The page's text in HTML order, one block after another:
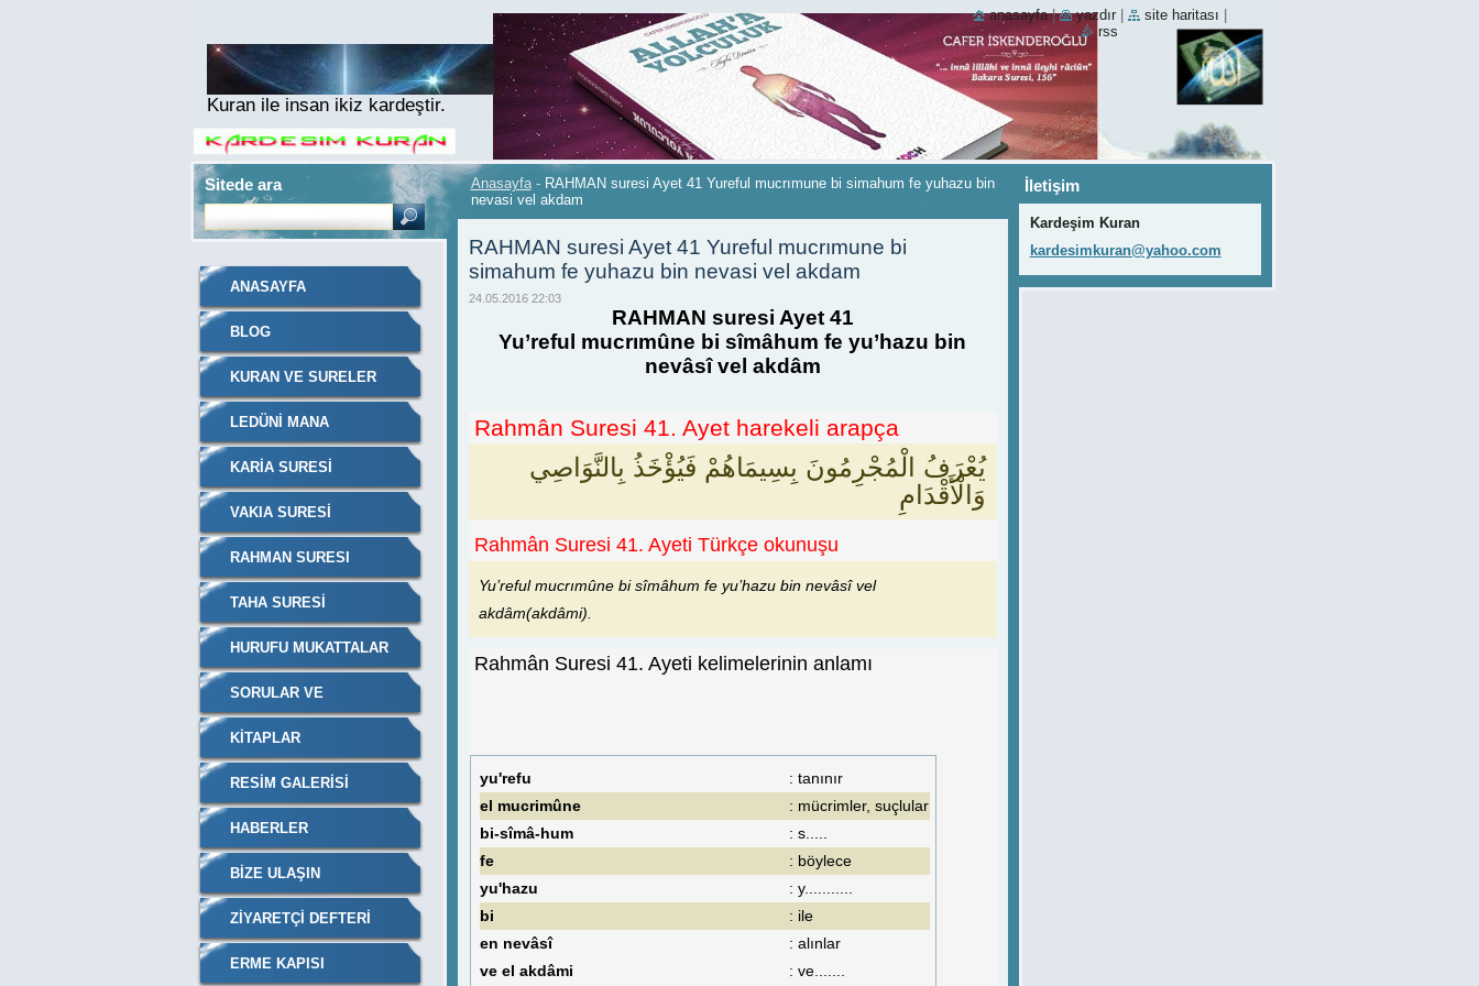
Kuran ile insan ikiz kardeştir.
Anasayfa - RAHMAN suresi Ayet 41 Yureful mucrımune bi simahum fe yuhazu bin
nevasi vel akdam
RAHMAN suresi Ayet 41 Yureful mucrımune bi
simahum fe yuhazu bin nevasi vel akdam
24.05.2016 22:03
RAHMAN suresi Ayet 41
Yu’reful mucrımûne bi sîmâhum fe yu’hazu bin
nevâsî vel akdâm
Rahmân Suresi 41. Ayet harekeli arapça
يُعْرَفُ الْمُجْرِمُونَ بِسِيمَاهُمْ فَيُؤْخَذُ بِالنَّوَاصِي
وَالْأَقْدَامِ
Rahmân Suresi 41. Ayeti Türkçe okunuşu
Yu’reful mucrımûne bi sîmâhum fe yu’hazu bin nevâsî vel
akdâm(akdâmi).
Rahmân Suresi 41. Ayeti kelimelerinin anlamı
yu'refu
: tanınır
el mucrimûne
: mücrimler, suçlular
bi-sîmâ-hum
: s.....
fe
: böylece
yu'hazu
: y...........
bi
: ile
en nevâsî
: alınlar
ve el akdâmi
: ve.......
ANASAYFA
BLOG
KURAN VE SURELER
LEDÜNI MANA
KARIA SURESI
VAKIA SURESİ
RAHMAN SURESI
TAHA SURESI
HURUFU MUKATTALAR
SORULAR VE
CEVAPLARI
KITAPLAR
RESIM GALERISI
HABERLER
BIZE ULAŞIN
ZIYARETÇI DEFTERI
ERME KAPISI
İletişim
Kardeşim Kuran
kardesim kuran@yahoo.com
Sitede ara
anasayfa | yazdır site haritası
rss